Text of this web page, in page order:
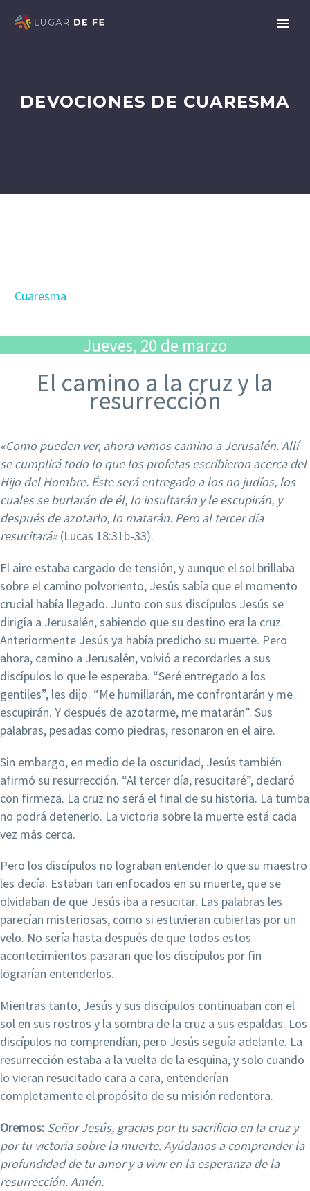
DEVOCIONES DE CUARESMA
Cuaresma
Jueves, 20 de marzo
El camino a la cruz y la
resurrección
«Como pueden ver, ahora vamos camino a Jerusalén. Allí
se cumplirá todo lo que los profetas escribieron acerca del
Hijo del Hombre. Éste será entregado a los no judíos, los
cuales se burlarán de él, lo insultarán y le escupirán, y
después de azotarlo, lo matarán. Pero al tercer día
resucitará» (Lucas 18:31b-33).
El aire estaba cargado de tensión, y aunque el sol brillaba
sobre el camino polvoriento, Jesús sabía que el momento
crucial había llegado. Junto con sus discípulos Jesús se
dirigía a Jerusalén, sabiendo que su destino era la cruz.
Anteriormente Jesús ya había predicho su muerte. Pero
ahora, camino a Jerusalén, volvió a recordarles a sus
discípulos lo que le esperaba. “Seré entregado a los
gentiles”, les dijo. “Me humillarán, me confrontarán y me
escupirán. Y después de azotarme, me matarán”. Sus
palabras, pesadas como piedras, resonaron en el aire.
Sin embargo, en medio de la oscuridad, Jesús también
afirmó su resurrección. “Al tercer día, resucitaré”, declaró
con firmeza. La cruz no será el final de su historia. La tumba
no podrá detenerlo. La victoria sobre la muerte está cada
vez más cerca.
Pero los discípulos no lograban entender lo que su maestro
les decía. Estaban tan enfocados en su muerte, que se
olvidaban de que Jesús iba a resucitar. Las palabras les
parecían misteriosas, como si estuvieran cubiertas por un
velo. No sería hasta después de que todos estos
acontecimientos pasaran que los discípulos por fin
lograrían entenderlos.
Mientras tanto, Jesús y sus discípulos continuaban con el
sol en sus rostros y la sombra de la cruz a sus espaldas. Los
discípulos no comprendían, pero Jesús seguía adelante. La
resurrección estaba a la vuelta de la esquina, y solo cuando
lo vieran resucitado cara a cara, entenderían
completamente el propósito de su misión redentora.
Oremos: Señor Jesús, gracias por tu sacrificio en la cruz y
por tu victoria sobre la muerte. Ayúdanos a comprender la
profundidad de tu amor y a vivir en la esperanza de la
resurrección. Amén.